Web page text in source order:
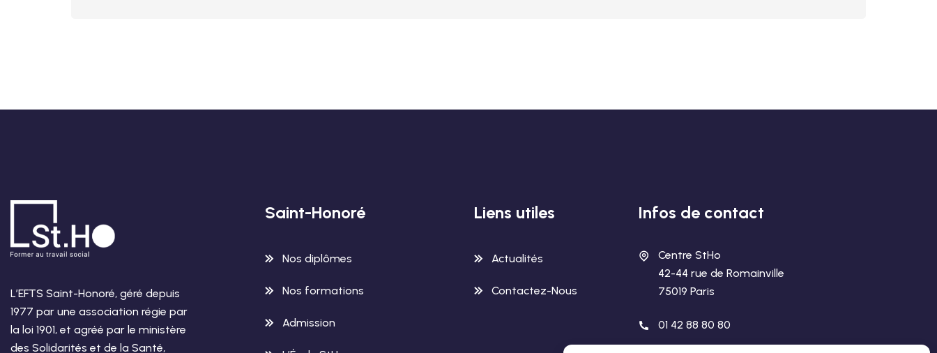
L’EFTS Saint-Honoré, géré depuis
1977 par une association régie par
la loi 1901, et agréé par le ministère
des Solidarités et de la Santé,
Saint-Honoré
Nos diplômes
Nos formations
Admission
Liens utiles
Actualités
Contactez-Nous
Infos de contact
Centre StHo
42-44 rue de Romainville
75019 Paris
01 42 88 80 80